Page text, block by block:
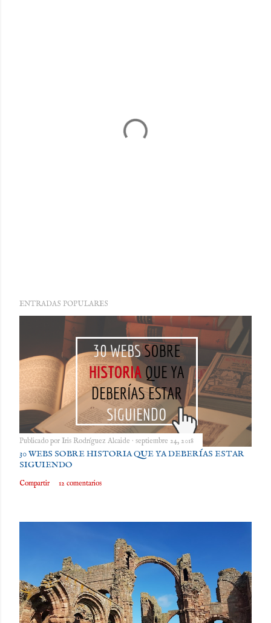
ENTRADAS POPULARES
Publicado por Iris Rodríguez Alcaide septiembre 24, 2018
30 WEBS SOBRE HISTORIA QUE YA DEBERÍAS ESTAR
SIGUIENDO
Compartir 12 comentarios